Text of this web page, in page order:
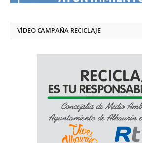
VÍDEO CAMPAÑA RECICLAJE